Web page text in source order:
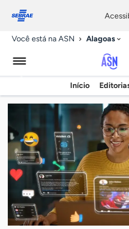
conosco
Você está na ASN Alagoas
de
Início